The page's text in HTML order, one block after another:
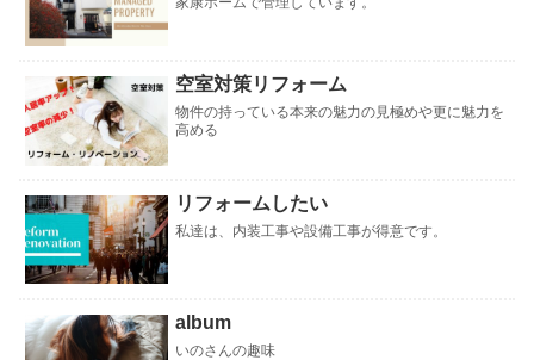
空室対策リフォーム
物件の持っている本来の魅力の見極めや更に魅力を
高める
リフォームしたい
私達は、内装工事や設備工事が得意です。
album
いのさんの趣味